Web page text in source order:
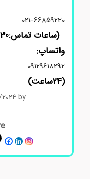
021-66859220
(ساعات تماس:8.30 الی 19)
واتساپ:
09129618292
2024 by